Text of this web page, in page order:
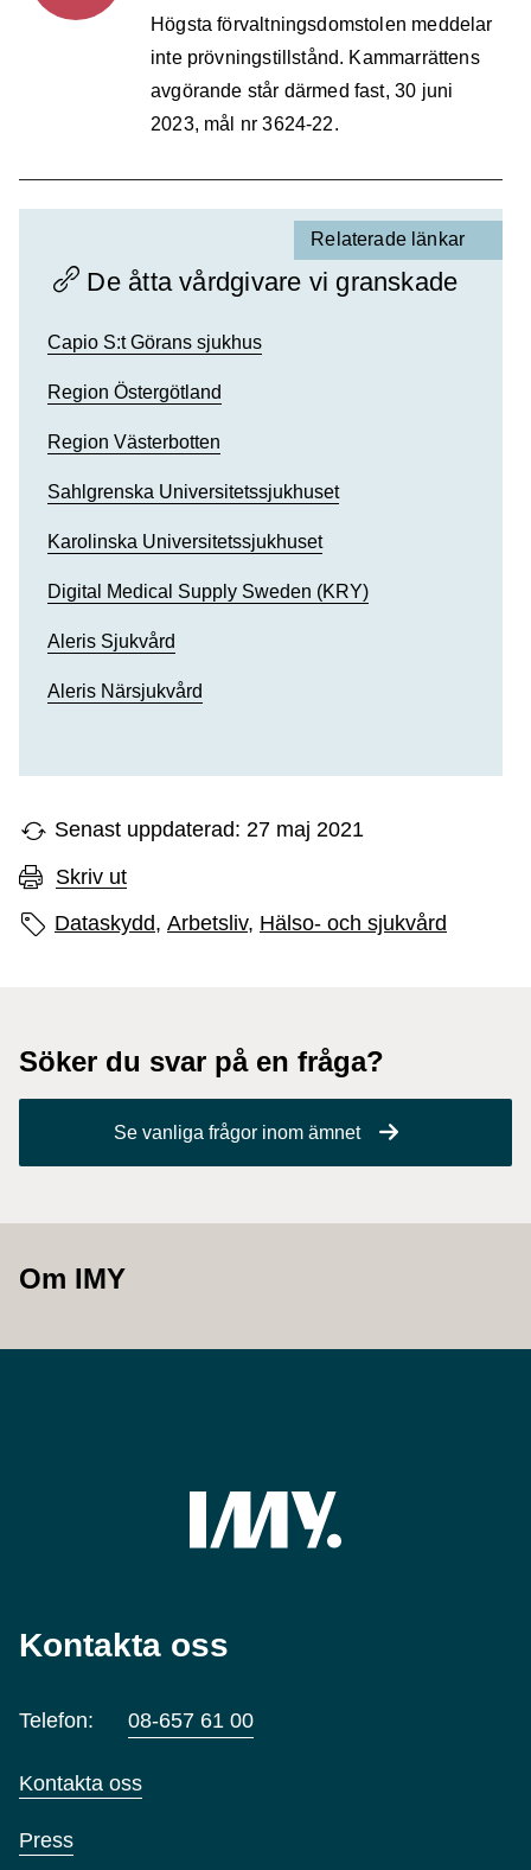
Högsta förvaltningsdomstolen meddelar
inte prövningstillstånd. Kammarrättens
avgörande står därmed fast, 30 juni
2023, mål nr 3624-22.
De åtta vårdgivare vi granskade
Relaterade länkar
Capio S:t Görans sjukhus
Region Östergötland
Region Västerbotten
Sahlgrenska Universitetssjukhuset
Karolinska Universitetssjukhuset
Digital Medical Supply Sweden (KRY)
Aleris Sjukvård
Aleris Närsjukvård
Senast uppdaterad: 27 maj 2021
Skriv ut
Sidans etiketter
Dataskydd, Arbetsliv, Hälso- och sjukvård
Söker du svar på en fråga?
Se vanliga frågor inom ämnet
Om IMY
Kontakta oss
Telefon: 08-657 61 00
Kontakta oss
Press